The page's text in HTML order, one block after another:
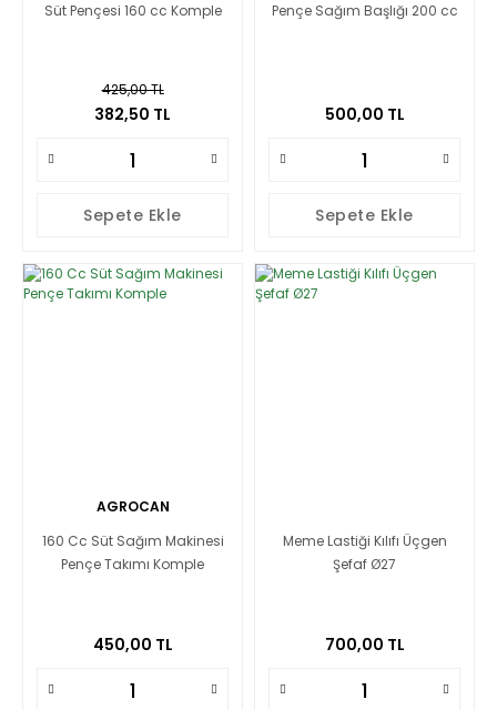
Süt Pençesi 160 cc Komple
425,00 TL
382,50 TL
Sepete Ekle
Pençe Sağım Başlığı 200 cc
500,00 TL
Sepete Ekle
AGROCAN
160 Cc Süt Sağım Makinesi
Pençe Takımı Komple
450,00 TL
Meme Lastiği Kılıfı Üçgen
Şefaf Ø27
700,00 TL